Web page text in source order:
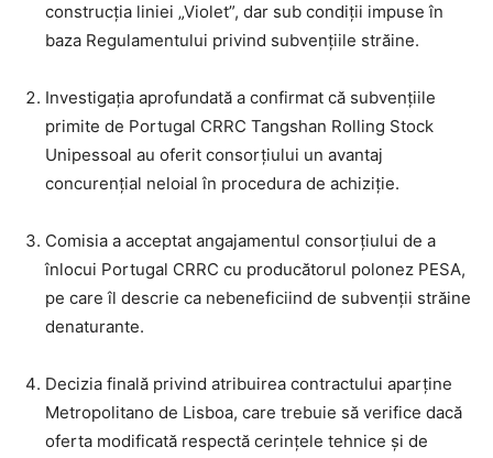
construcția liniei „Violet”, dar sub condiții impuse în
baza Regulamentului privind subvențiile străine.
Investigația aprofundată a confirmat că subvențiile
primite de Portugal CRRC Tangshan Rolling Stock
Unipessoal au oferit consorțiului un avantaj
concurențial neloial în procedura de achiziție.
Comisia a acceptat angajamentul consorțiului de a
înlocui Portugal CRRC cu producătorul polonez PESA,
pe care îl descrie ca nebeneficiind de subvenții străine
denaturante.
Decizia finală privind atribuirea contractului aparține
Metropolitano de Lisboa, care trebuie să verifice dacă
oferta modificată respectă cerințele tehnice și de